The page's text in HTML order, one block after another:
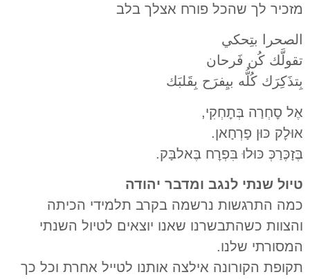
מזכיר לך שהכל פורח אצלך בלב
الصحرا بتِحكي
تقولَّك كُن فَرحان
بِتذَكِرَك كُلُّه بيِفرَح بِقَلبَك
אֶל סׇחְרַה בְּתׇחְקִי,
אוּלׇק כּוּן פָרְחָאן.
בֶּזָכֶּרַכְּ כּוּלוּ בִּפְרׇח בֶּאלבָּק.
טיול שנתי לנגב ומדבר יהודה
כמה התרגשות נרשמה בקרב תלמידי הכיתה
והצוות כשהתבשרנו שאנו יוצאים לטיול השנתי
המסורתי שלנו.
תקופת הקורונה אילצה אותנו לטייל אחרת וכל כך